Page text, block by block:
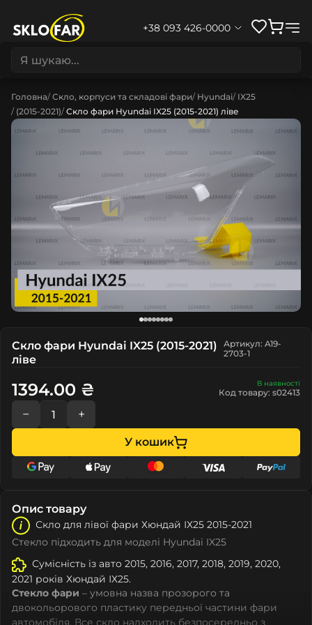
+38 093 426-0000
Головна Скло, корпуси та складові фари Hyundai IX25
(2015-2021) Скло фари Hyundai IX25 (2015-2021) ліве
Скло фари Hyundai IX25 (2015-2021)
ліве
Артикул: A19-
2703-1
В наявності
Код товару: s02413
1394.00 ₴
− +
У кошик
Опис товару
Скло для лівої фари Хюндай ІХ25 2015-2021
Стекло підходить для моделі Hyundai IX25
Сумісність із авто 2015, 2016, 2017, 2018, 2019, 2020,
2021 років Хюндай ІХ25.
Стекло фари – умовна назва прозорого та
двокольорового пластику передньої частини фари
автомобіля. Все скло надходить безпосередньо з